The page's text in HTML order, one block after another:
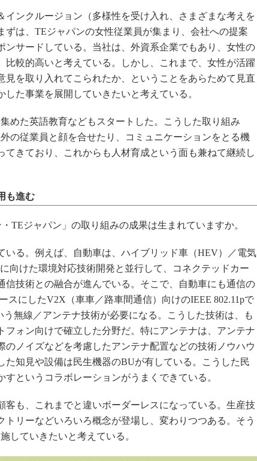
ンクルージョン（多様性を受け入れ、さまざまな考えを
ずは、TEジャパンの女性従業員が集まり、会社への提案
ンサードしている。当社は、外資系企業でもあり、女性の
比較的高いと考えている。しかし、これまで、女性が活躍
見を取り入れてこられたか、ということをあらためて見直
した事業を展開していきたいと考えている。
めた英語教育などもスタートした。こうした取り組み
の従業員と顔を合せたり、コミュニケーションをとる機
てきており、これからも人材育成という面も兼ねて継続し
も進む
TEジャパン」の取り組みの成果は生まれていますか。
る。例えば、自動車は、ハイブリッド車（HEV）／電気
向けた環境対応技術開発と並行して、コネクテッドカー
信技術との融合が進んでいる。そこで、自動車にも通信の
スにしたV2X（車車／路車間通信）向けのIEEE 802.11pで
無線／アンテナ技術が必要になる。こうした技術は、も
フォン向けで確立した分野だ。特にアンテナは、アンテナ
のノイズなどを考慮したアンテナ配置などの技術ノウハウ
た知見や設備は民生機器のBUが有している。こうした民
というコラボレーションがうまくできている。
も、これまでと違いボーダーレスになっている。生産技
トリーなどいろいろ概念が登場し、変わりつつある。そう
していきたいと考えている。